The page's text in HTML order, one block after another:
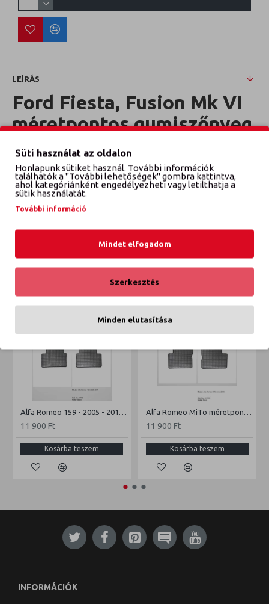
LEÍRÁS
Ford Fiesta, Fusion Mk VI
méretpontos gumiszőnyeg
garnitúra
Évjárat: 2002-2008
VÉLEMÉNYEK
Alfa Romeo 159 - 2005 - 2011 - méretpontos gumiszőnyeg garnitúra
11 900 Ft
Kosárba teszem
Alfa Romeo MiTo méretpontos gumiszőnyeg garnitúra
11 900 Ft
Kosárba teszem
INFORMÁCIÓK
Süti használat az oldalon
Honlapunk sütiket használ. További információk
találhatók a "További lehetőségek" gombra kattintva,
ahol kategóriánként engedélyezheti vagy letilthatja a
sütik használatát.
További információ
Mindet elfogadom
Szerkesztés
Minden elutasítása